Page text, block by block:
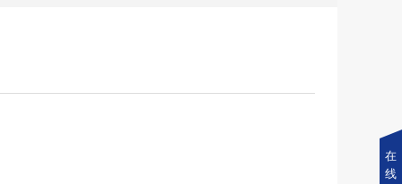
在
线